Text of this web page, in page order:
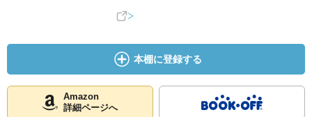
本棚に登録する
Amazon
詳細ページへ